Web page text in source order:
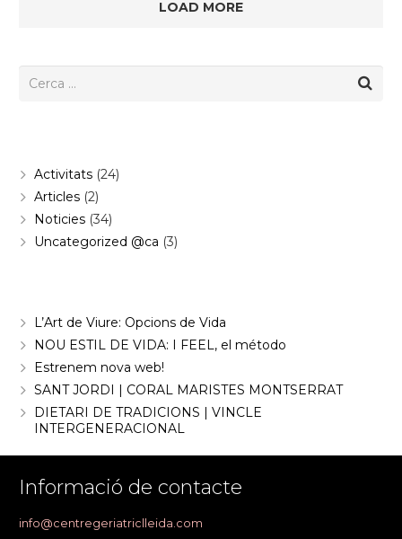
LOAD MORE
Activitats(24)
Articles(2)
Noticies(34)
Uncategorized @ca (3)
L’Art de Viure: Opcions de Vida
NOU ESTIL DE VIDA: I FEEL, el método
Estrenem nova web!
SANT JORDI | CORAL MARISTES MONTSERRAT
DIETARI DE TRADICIONS | VINCLE
INTERGENERACIONAL
Informació de contacte
info@centregeriatriclleida.com